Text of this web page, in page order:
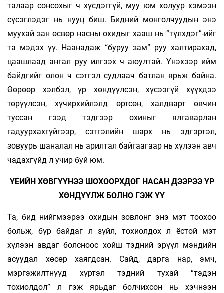
талаар сонсохыг ч хүсдэггүй, муу юм холуур хэмээн
сүсэглэдэг нь нууц биш. Бидний монголчуудын энэ
муухай зан өсвөр насны охидыг хааш нь “түлхдэг”-ийг
та мэдэх үү. Наанадаж “буруу зам” руу халтирахад,
цаашлаад ангал руу илгээх ч аюултай. Үнэхээр ийм
байдгийг олон ч сэтгэл судлаач батлан ярьж байна.
Өөрөөр хэлбэл, үр хөндүүлсэн, хүсээгүй хүүхдээ
төрүүлсэн, хүчирхийлэлд өртсөн, халдварт өвчин
туссан гээд тэдгээр охиныг ялгаварлан
гадуурхахгүйгээр, сэтгэлийн шарх нь эдгэртэл,
зовуурь шаналал нь арилтал байгаагаар нь хүлээн авч
чадахгүйд л учир буй юм.
ҮЕИЙН ХӨВГҮҮНЭЭ ШОХООРХДОГ НАСАН ДЭЭРЭЭ ҮР
ХӨНДҮҮЛЖ БОЛНО ГЭЖ ҮҮ
Та, бид нийгмээрээ охидын зовлонг энэ мэт тоохоо
больж, бүр байдаг л зүйл, тохиолдох л ёстой мэт
хүлээн авдаг болсноос хойш тэдний эрүүл мэндийн
асуудал хөсөр хаягдсан. Сайд, дарга нар, эмч,
мэргэжилтнүүд хүртэл тэдний тухай “тэдэн
тохиолдол” л гэж ярьдаг болчихсон нь хэчнээн